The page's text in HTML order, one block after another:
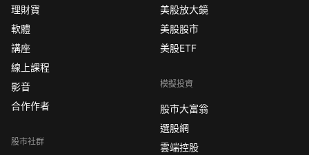
理財寶
軟體
講座
線上課程
影音
合作作者
股市社群
美股放大鏡
美股股市
美股ETF
模擬投資
股市大富翁
選股網
雲端控股